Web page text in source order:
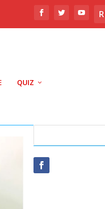
QUIZ